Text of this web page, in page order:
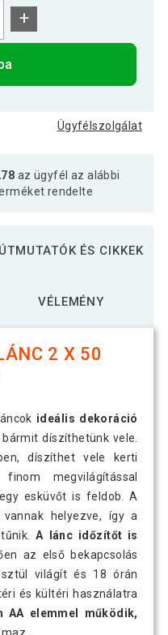
+
Ügyfélszolgálat
az ügyfél az alábbi
rendelte
ÚTMUTATÓK ÉS CIKKEK
VÉLEMÉNY
2 X 50
ideális dekoráció
bármit díszíthetünk vele.
díszíthet vele kerti
megvilágítással
esküvőt is feldob. A
vannak helyezve, így a
tűnik.A lánc időzítőt is
az első bekapcsolás
világít és 18 órán
és kültéri használatra
AA elemmel működik,